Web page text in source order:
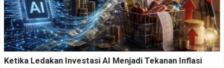
Ketika Ledakan Investasi AI Menjadi Tekanan Inflasi